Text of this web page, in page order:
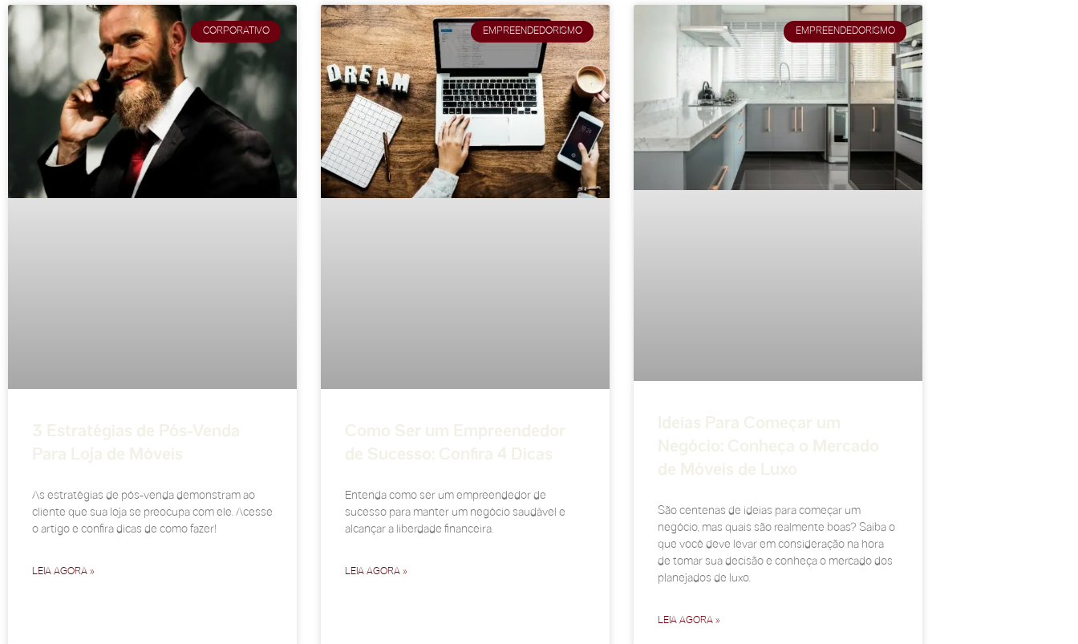
CORPORATIVO
3 Estratégias de Pós-Venda
Para Loja de Móveis
As estratégias de pós-venda demonstram ao
cliente que sua loja se preocupa com ele. Acesse
o artigo e confira dicas de como fazer!
LEIA AGORA »
EMPREENDEDORISMO
Como Ser um Empreendedor
de Sucesso: Confira 4 Dicas
Entenda como ser um empreendedor de
sucesso para manter um negócio saudável e
alcançar a liberdade financeira.
LEIA AGORA »
EMPREENDEDORISMO
Ideias Para Começar um
Negócio: Conheça o Mercado
de Móveis de Luxo
São centenas de ideias para começar um
negócio, mas quais são realmente boas? Saiba o
que você deve levar em consideração na hora
de tomar sua decisão e conheça o mercado dos
planejados de luxo.
LEIA AGORA »